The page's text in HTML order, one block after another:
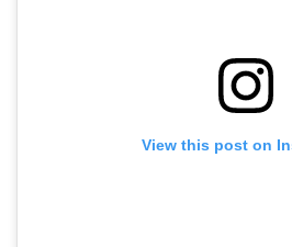
View this post on